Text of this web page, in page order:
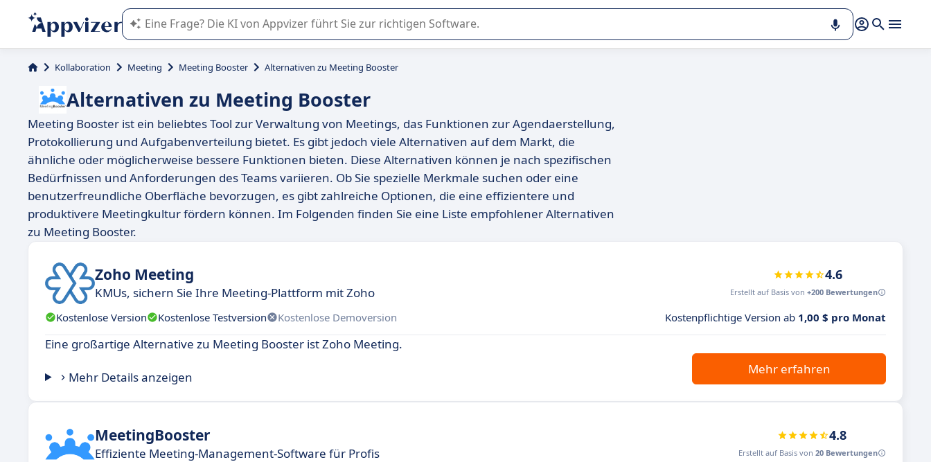
Die KI von Appvizer führt Sie bei der Nutzung oder Auswahl von SaaS-Software in Unternehmen.
Kollaboration Meeting Meeting Booster Alternativen zu Meeting Booster
Alternativen zu Meeting Booster
Meeting Booster ist ein beliebtes Tool zur Verwaltung von Meetings, das Funktionen zur Agendaerstellung,
Protokollierung und Aufgabenverteilung bietet. Es gibt jedoch viele Alternativen auf dem Markt, die
ähnliche oder möglicherweise bessere Funktionen bieten. Diese Alternativen können je nach spezifischen
Bedürfnissen und Anforderungen des Teams variieren. Ob Sie spezielle Merkmale suchen oder eine
benutzerfreundliche Oberfläche bevorzugen, es gibt zahlreiche Optionen, die eine effizientere und
produktivere Meetingkultur fördern können. Im Folgenden finden Sie eine Liste empfohlener Alternativen
zu Meeting Booster.
Zoho Meeting
KMUs, sichern Sie Ihre Meeting-Plattform mit Zoho
4.6
Erstellt auf Basis von +200 Bewertungen
Kostenlose Version Kostenlose Testversion Kostenlose Demoversion Kostenpflichtige Version ab 1,00 $ pro Monat
Eine großartige Alternative zu Meeting Booster ist Zoho Meeting.
Mehr Details anzeigen
Mehr erfahren
MeetingBooster
Effiziente Meeting-Management-Software für Profis
4.8
Erstellt auf Basis von 20 Bewertungen